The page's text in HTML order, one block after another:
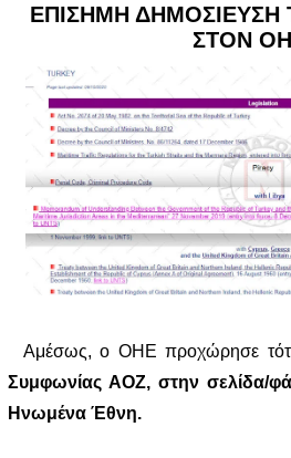
ΕΠΙΣΗΜΗ ΔΗΜΟΣΙΕΥΣΗ
ΣΤΟΝ
Αμέσως, ο ΟΗΕ προχώρησε
Συμφωνίας ΑΟΖ, στην σελίδα/
Ηνωμένα Έθνη.